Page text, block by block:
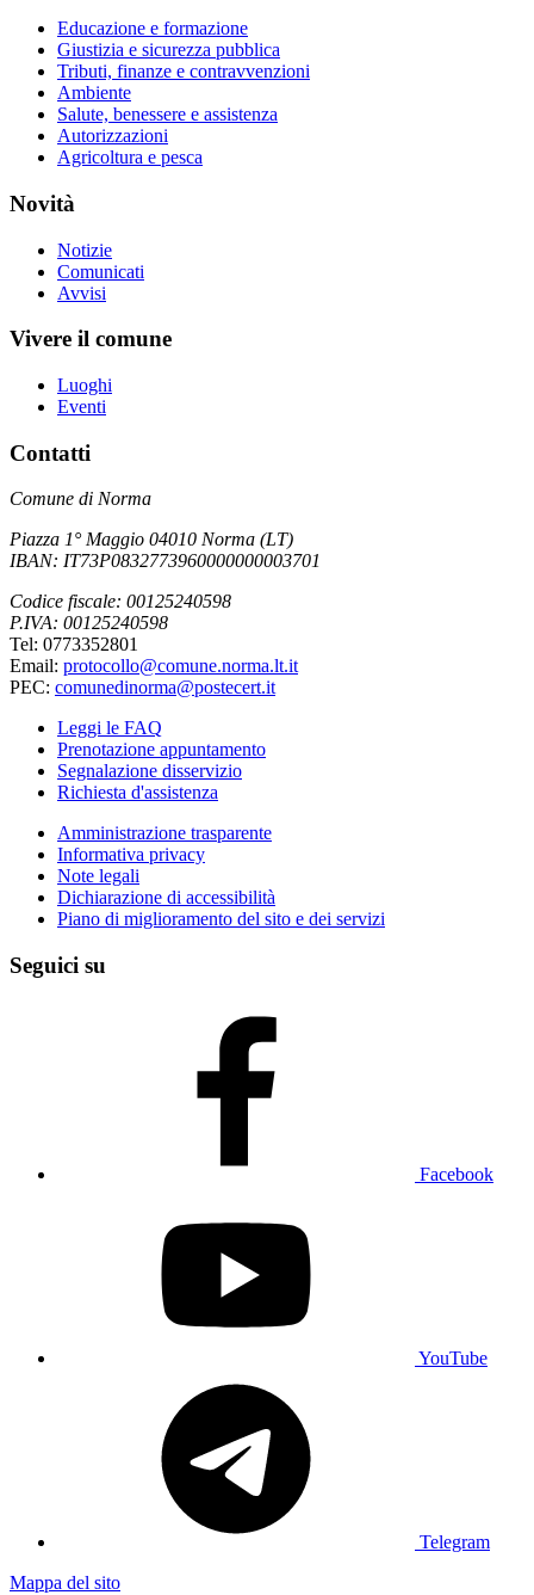
Educazione e formazione
Giustizia e sicurezza pubblica
Tributi, finanze e contravvenzioni
Ambiente
Salute, benessere e assistenza
Autorizzazioni
Agricoltura e pesca
Novità
Notizie
Comunicati
Avvisi
Vivere il comune
Luoghi
Eventi
Contatti
Comune di Norma
Piazza 1° Maggio 04010 Norma (LT)
IBAN: IT73P0832773960000000003701
Codice fiscale: 00125240598
P.IVA: 00125240598
Tel: 0773352801
Email: protocollo@comune.norma.lt.it
PEC: comunedinorma@postecert.it
Leggi le FAQ
Prenotazione appuntamento
Segnalazione disservizio
Richiesta d'assistenza
Amministrazione trasparente
Informativa privacy
Note legali
Dichiarazione di accessibilità
Piano di miglioramento del sito e dei servizi
Seguici su
Facebook
YouTube
Telegram
Mappa del sito